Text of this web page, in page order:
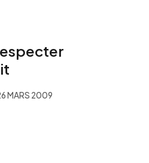
MARS 2009